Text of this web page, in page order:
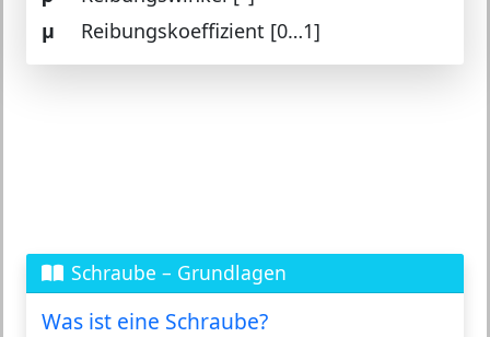
μ
Reibungskoeffizient [0…1]
Schraube – Grundlagen
Was ist eine Schraube?